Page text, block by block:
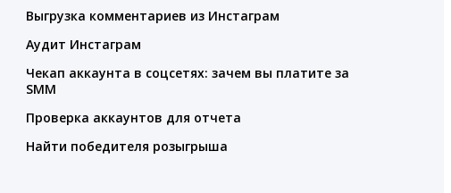
Выгрузка комментариев из Инстаграм
Аудит Инстаграм
Чекап аккаунта в соцсетях: зачем вы платите за
SMM
Проверка аккаунтов для отчета
Найти победителя розыгрыша